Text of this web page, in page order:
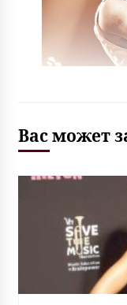
Вас может